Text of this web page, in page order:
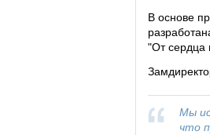
В основе
"От сердца
Мы
что